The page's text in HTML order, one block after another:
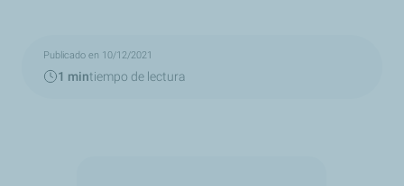
Publicado en 10/12/2021
1 mintiempo de lectura